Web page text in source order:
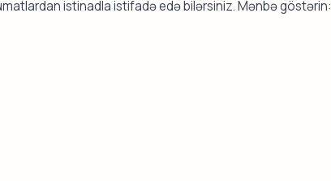
istinadla istifadə edə bilərsiniz. Mənbə göstərin: